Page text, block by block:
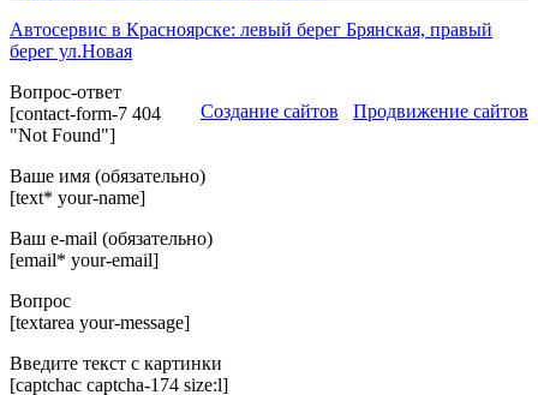
Автосервис в Красноярске: левый берег Брянская, правый
берег ул.Новая
Создание сайтов Продвижение сайтов
Вопрос-ответ
[contact-form-7 404
"Not Found"]
Ваше имя (обязательно)
[text* your-name]
Ваш e-mail (обязательно)
[email* your-email]
Вопрос
[textarea your-message]
Введите текст с картинки
[captchac captcha-174 size:l]